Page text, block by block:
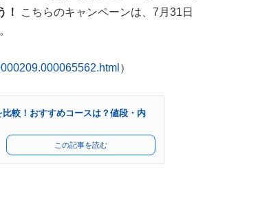
！
こちらのキャンペーンは、7月31日
）
較！おすすめコースは？値段・内
この記事を読む